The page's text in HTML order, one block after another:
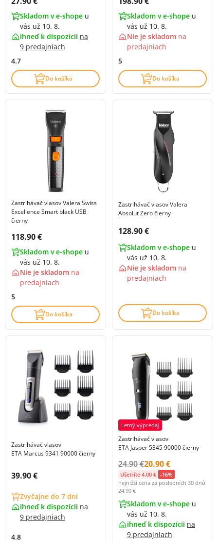
Skladom v e-shope u
vás už 10. 8.
ihneď k dispozícii na
9 predajniach
4.7
Do košíka
Skladom v e-shope u
vás už 10. 8.
Nie je skladom na
predajniach
5
Do košíka
Zastrihávač vlasov Valera Swiss
Excellence Smart black USB
čierny
Cena s DPH:
118.90 €
Skladom v e-shope u
vás už 10. 8.
Nie je skladom na
predajniach
5
Do košíka
Zastrihávač vlasov Valera
Absolut Zero čierny
Cena s DPH:
128.90 €
Skladom v e-shope u
vás už 10. 8.
Nie je skladom na
predajniach
Do košíka
Zastrihávač vlasov
ETA Marcus 9341 90000 čierny
Cena s DPH:
39.90 €
Zvyčajne do 7 dní
ihneď k dispozícii na
9 predajniach
4.8
Letný výpredaj
Zastrihávač vlasov
ETA Jasper 5345 90000 čierny
Původní cena s DPH:
24.90 €Cena s DPH:
20.90 €
Ušetríte 4.00 € -16%
nejnižší cena za posledních 30 dnů
24.90 €
Skladom v e-shope u
vás už 10. 8.
ihneď k dispozícii na
9 predajniach